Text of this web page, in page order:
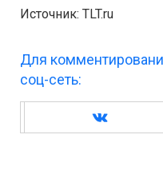
Источник: TLT.ru
Для
соц-сеть: